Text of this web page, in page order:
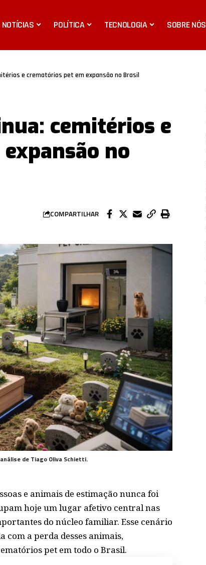
NOTÍCIAS POLÍTICA TECNOLOGIA SOBRE NÓS
e crematórios pet em expansão no Brasil
cemitérios e
no
COMPARTILHAR
de Tiago Oliva Schietti.
e animais de estimação nunca foi
hoje um lugar afetivo central nas
do núcleo familiar. Esse cenário
com a perda desses animais,
pet em todo o Brasil.